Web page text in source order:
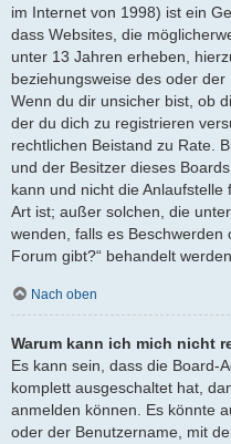
im Internet von 1998) ist ein
dass Websites, die
unter 13 Jahren erheben,
beziehungsweise des oder
Wenn du dir unsicher bist, ob
der du dich zu registrieren
rechtlichen Beistand zu Rate.
und der Besitzer dieses
kann und nicht die
Art ist; außer solchen, die
wenden, falls es Beschwerden
Forum gibt?“ behandelt werden.
Nach oben
Warum kann ich mich nicht
Es kann sein, dass die Board-
komplett ausgeschaltet hat,
anmelden können. Es könnte
oder der Benutzername, mit